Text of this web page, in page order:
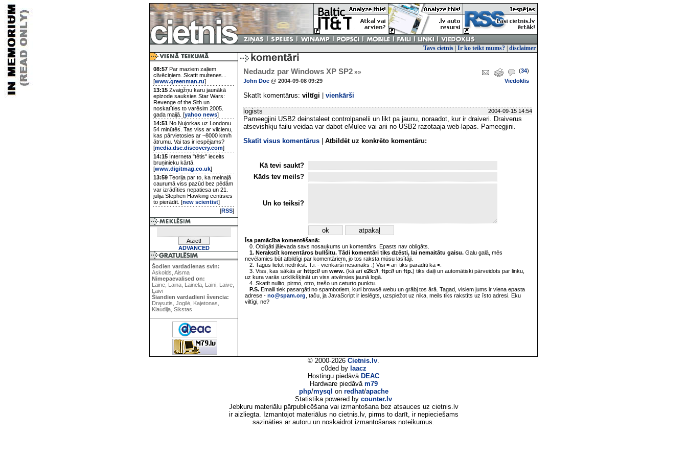
Tavs cietnis Ir ko teikt mums? disclaimer
08:57 Par maziem zaļiem
cilvēciņiem. Skatīt multenes...
[www.greenman.ru]
13:15 Zvaigžņu karu jaunākā
epizode sauksies Star Wars:
Revenge of the Sith un
noskatīties to varēsim 2005.
gada maijā. [yahoo news]
14:51 No Ņujorkas uz Londonu
54 minūtēs. Tas viss ar vilcienu,
kas pārvietosies ar ~8000 km/h
ātrumu. Vai tas ir iespējams?
[media.dsc.discovery.com]
14:15 Interneta "tētis" iecelts
bruņinieku kārtā.
[www.digitmag.co.uk]
13:59 Teorija par to, ka melnajā
caurumā viss pazūd bez pēdām
var izrādīties nepatiesa un 21.
jūlijā Stephen Hawking centīsies
to pierādīt. [new scientist]
[RSS]
ADVANCED
Šodien vardadienas svin:
Askolds, Aisma
Nimepaevalised on:
Laine, Laina, Lainela, Laini, Laive,
Laivi
Šiandien vardadieni švencia:
Drąsutis, Jogilė, Kajetonas,
Klaudija, Sikstas
Nedaudz par Windows XP SP2 »» (34)
John Doe @ 2004-09-08 09:29 Viedoklis
Skatīt komentārus: viltīgi vienkārši
logists 2004-09-15 14:54
Pameegjini USB2 deinstaleet controlpanelii un likt pa jaunu, noraadot, kur ir draiveri. Draiverus
atsevishkju failu veidaa var dabot eMulee vai arii no USB2 razotaaja web-lapas. Pameegjini.
Skatīt visus komentārus
Atbildēt uz konkrēto komentāru:
Kā tevi saukt?
Kāds tev meils?
Un ko teiksi?
Īsa pamācība komentēšanā:
0. Obligāti jāievada savs nosaukums un komentārs. Epasts nav obligāts.
1. Nerakstīt komentāros bullšitu. Tādi komentāri tiks dzēsti, lai nemaitātu gaisu. Galu galā, mēs
nevēlamies būt atbildīgi par komentāriem, jo tos raksta mūsu lasītāji.
2. Tagus lietot nedrīkst. T.i. - vienkārši nesanāks :) Visi < arī tiks parādīti kā <
3. Viss, kas sākās ar http:// un www. (kā arī e2k:// ftp:// un ftp.) tiks daiļi un automātiski pārveidots par linku,
uz kura varās uzklikšķināt un viss atvērsies jaunā logā.
4. Skatīt nullto, pirmo, otro, trešo un ceturto punktu.
P.S. Emaili tiek pasargāti no spambotiem, kuri browsē webu un grābj tos ārā. Tagad, visiem jums ir viena epasta
adrese - no@spam.org , taču, ja JavaScript ir ieslēgts, uzspiežot uz nika, meils tiks rakstīts uz īsto adresi. Eku
viltīgi, ne?
© 2000-2026 Cietnis.lv.
c0ded by laacz
Hostingu piedāvā DEAC
Hardware piedāvā m79
php/mysql on redhat/apache
Statistika powered by counter.lv
Jebkuru materiālu pārpublicēšana vai izmantošana bez atsauces uz cietnis.lv
ir aizliegta. Izmantojot materiālus no cietnis.lv, pirms to darīt, ir nepieciešams
sazināties ar autoru un noskaidrot izmantošanas noteikumus.